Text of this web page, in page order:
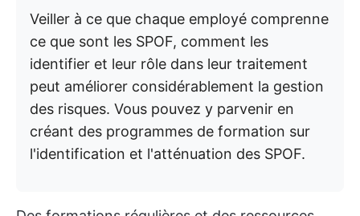
Veiller à ce que chaque employé comprenne
ce que sont les SPOF, comment les
identifier et leur rôle dans leur traitement
peut améliorer considérablement la gestion
des risques. Vous pouvez y parvenir en
créant des programmes de formation sur
l'identification et l'atténuation des SPOF.